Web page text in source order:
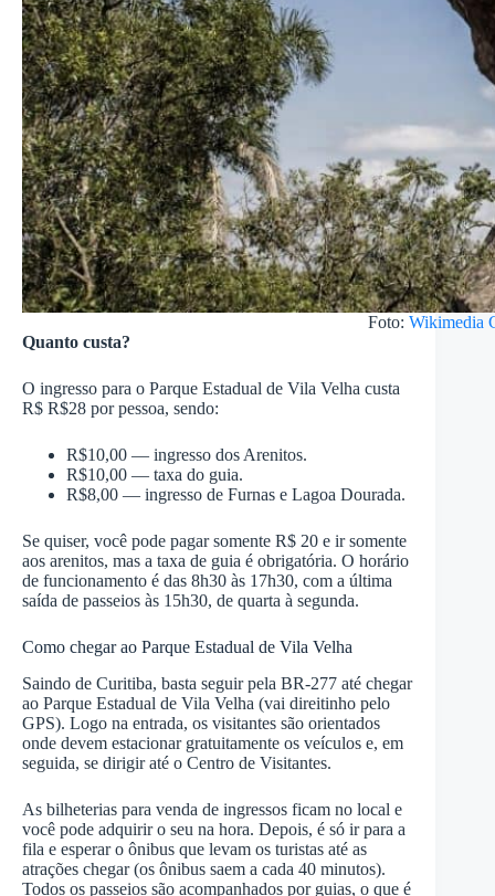
Foto: Wikimedia
Quanto custa?
O ingresso para o Parque Estadual de Vila Velha custa
R$ R$28 por pessoa, sendo:
R$10,00 — ingresso dos Arenitos.
R$10,00 — taxa do guia.
R$8,00 — ingresso de Furnas e Lagoa Dourada.
Se quiser, você pode pagar somente R$ 20 e ir somente
aos arenitos, mas a taxa de guia é obrigatória. O horário
de funcionamento é das 8h30 às 17h30, com a última
saída de passeios às 15h30, de quarta à segunda.
Como chegar ao Parque Estadual de Vila Velha
Saindo de Curitiba, basta seguir pela BR-277 até chegar
ao Parque Estadual de Vila Velha (vai direitinho pelo
GPS). Logo na entrada, os visitantes são orientados
onde devem estacionar gratuitamente os veículos e, em
seguida, se dirigir até o Centro de Visitantes.
As bilheterias para venda de ingressos ficam no local e
você pode adquirir o seu na hora. Depois, é só ir para a
fila e esperar o ônibus que levam os turistas até as
atrações chegar (os ônibus saem a cada 40 minutos).
Todos os passeios são acompanhados por guias, o que é